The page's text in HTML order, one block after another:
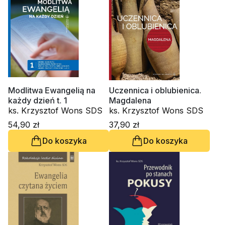
Modlitwa Ewangelią na
każdy dzień t. 1
ks. Krzysztof Wons SDS
54,90 zł
Do koszyka
Uczennica i oblubienica.
Magdalena
ks. Krzysztof Wons SDS
37,90 zł
Do koszyka